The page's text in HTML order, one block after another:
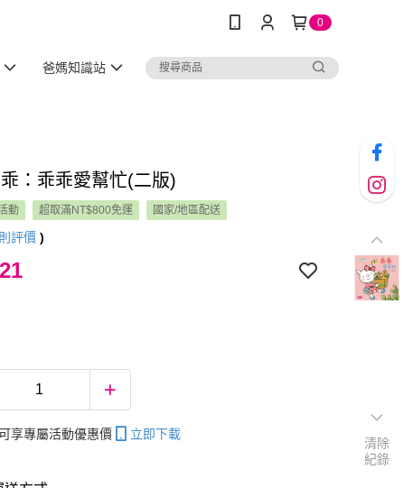
0
爸媽知識站
：乖乖愛幫忙(二版)
動 超取滿NT$800免運 國家/地區配送
則評價 )
享專屬活動優惠價 立即下載
清除
紀錄